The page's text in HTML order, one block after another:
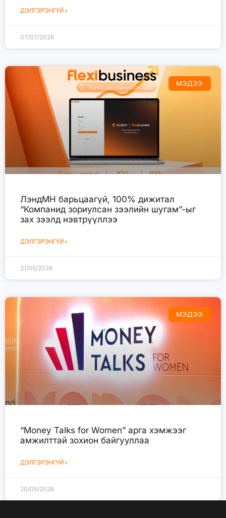
ДЭЛГЭРЭНГҮЙ »
07/07/2026
МЭДЭЭ
ЛэндМН барьцаагүй, 100% дижитал
“Компанид зориулсан зээлийн шугам”-ыг
зах зээлд нэвтрүүллээ
ДЭЛГЭРЭНГҮЙ »
21/05/2026
МЭДЭЭ
“Money Talks for Women” арга хэмжээг
амжилттай зохион байгууллаа
ДЭЛГЭРЭНГҮЙ »
20/05/2026